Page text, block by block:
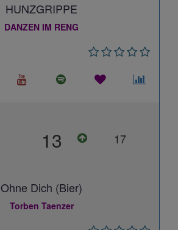
HUNZGRIPPE
DANZEN IM RENG
13 17
Ohne Dich (Bier)
Torben Taenzer